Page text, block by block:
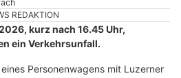
REDAKTION
kurz nach 16.45 Uhr,
ein Verkehrsunfall.
Personenwagens mit Luzerner